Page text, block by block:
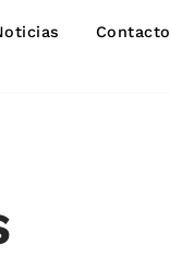
Contacto